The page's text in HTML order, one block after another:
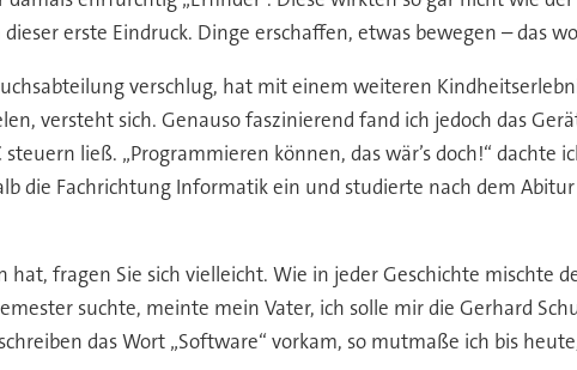
erste Eindruck. Dinge erschaffen, etwas bewegen – das
verschlug, hat mit einem weiteren
versteht sich. Genauso faszinierend fand ich jedoch das
ließ. „Programmieren können, das wär’s doch!“ dachte
die Fachrichtung Informatik ein und studierte nach dem
fragen Sie sich vielleicht. Wie in jeder Geschichte mischte
suchte, meinte mein Vater, ich solle mir die Gerhard
das Wort „Software“ vorkam, so mutmaße ich bis